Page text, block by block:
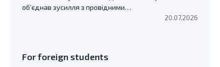
об’єднав зусилля з провідними…
20.07.2026
For foreign students